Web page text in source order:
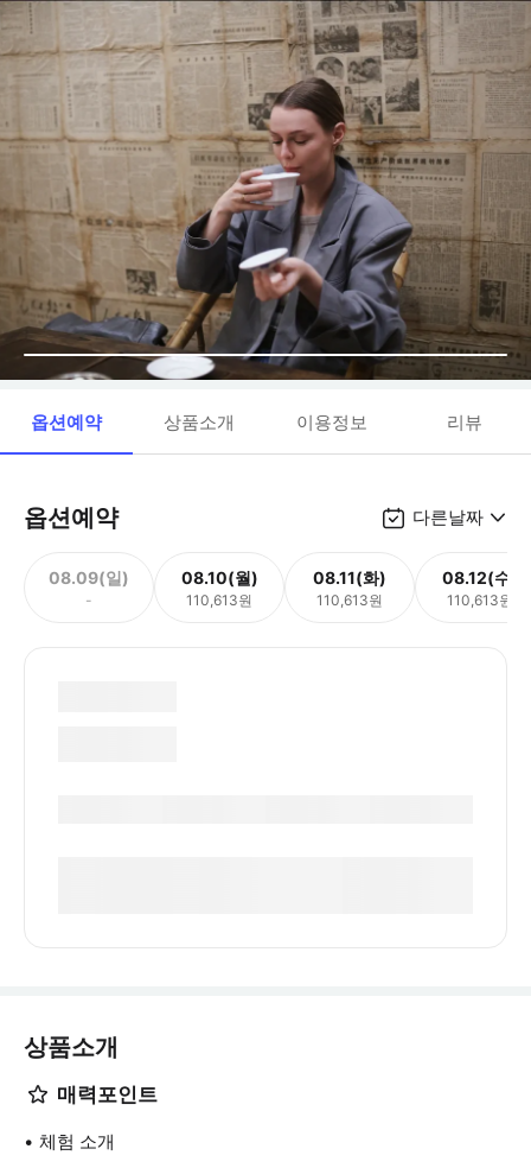
옵션예약 상품소개 이용정보 리뷰
옵션예약 다른날짜
08.09(일)
-
08.10(월)
110,613원
08.11(화)
110,613원
08.12(수)
110,613원
상품소개
매력포인트
체험 소개